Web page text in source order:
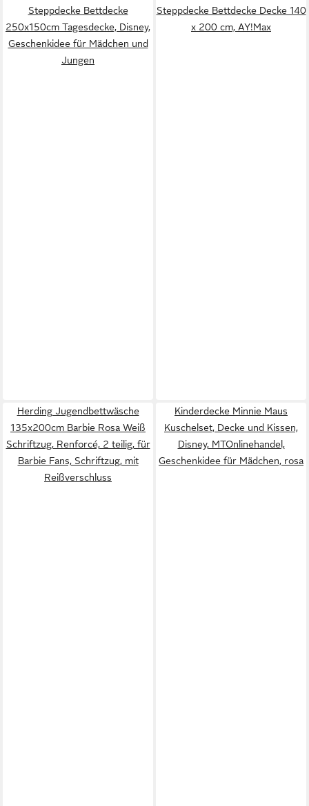
Steppdecke Bettdecke
250x150cm Tagesdecke, Disney,
Geschenkidee für Mädchen und
Jungen
Steppdecke Bettdecke Decke 140
x 200 cm, AY!Max
Herding Jugendbettwäsche
135x200cm Barbie Rosa Weiß
Schriftzug, Renforcé, 2 teilig, für
Barbie Fans, Schriftzug, mit
Reißverschluss
Kinderdecke Minnie Maus
Kuschelset, Decke und Kissen,
Disney, MTOnlinehandel,
Geschenkidee für Mädchen, rosa